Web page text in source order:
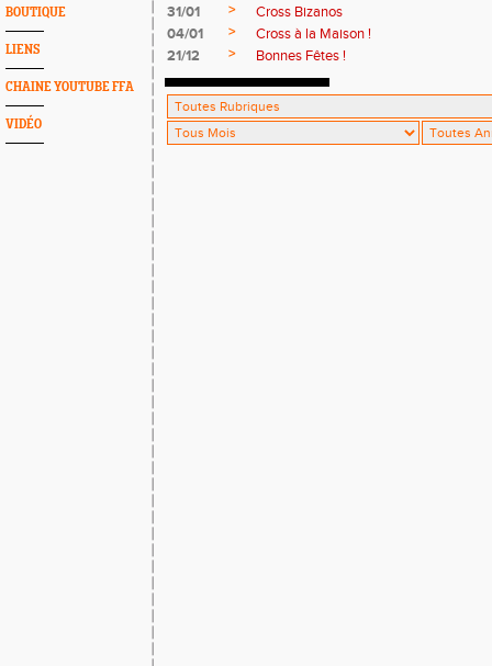
BOUTIQUE
LIENS
CHAINE YOUTUBE FFA
VIDÉO
31/01
>
Cross Bizanos
04/01
>
Cross à la Maison !
21/12
> Bonnes Fêtes !